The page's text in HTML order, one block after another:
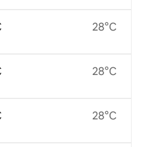
28°C
28°C
28°C